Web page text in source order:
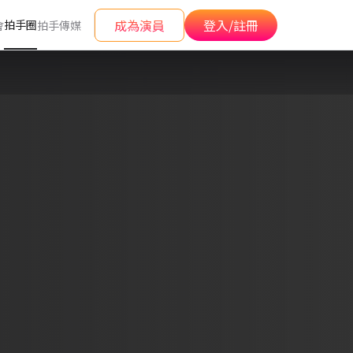
拍手圈拍手傳媒 成為演員 登入/註冊